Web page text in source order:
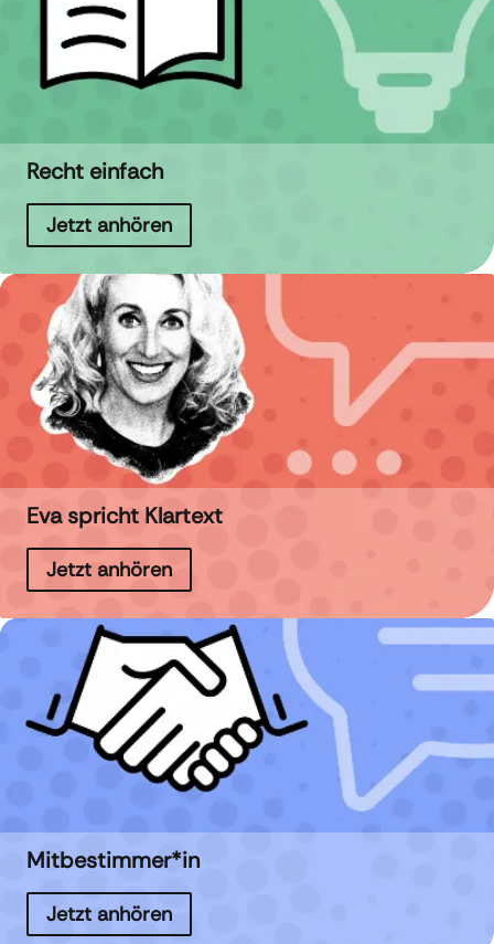
Recht einfach
Jetzt anhören
Eva spricht Klartext
Jetzt anhören
Mitbestimmer*in
Jetzt anhören